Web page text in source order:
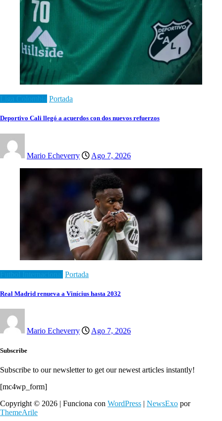
Portada
Deportivo Cali llegó a acuerdos con dos nuevos refuerzos
Mario Echeverry Ago 7, 2026
Portada
Real Madrid renueva a Vinícius hasta 2032
Mario Echeverry Ago 7, 2026
Subscribe
Subscribe to our newsletter to get our newest articles instantly!
[mc4wp_form]
Copyright © 2026 | Funciona con WordPress | NewsExo por
ThemeArile